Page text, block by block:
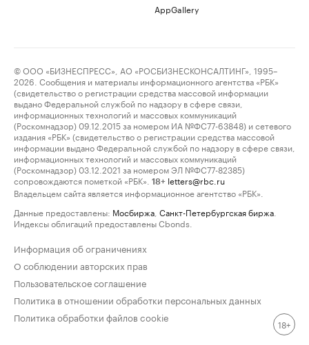
AppGallery
© ООО «БИЗНЕСПРЕСС», АО «РОСБИЗНЕСКОНСАЛТИНГ», 1995–
2026. Сообщения и материалы информационного агентства «РБК»
(свидетельство о регистрации средства массовой информации
выдано Федеральной службой по надзору в сфере связи,
информационных технологий и массовых коммуникаций
(Роскомнадзор) 09.12.2015 за номером ИА №ФС77-63848) и сетевого
издания «РБК» (свидетельство о регистрации средства массовой
информации выдано Федеральной службой по надзору в сфере связи,
информационных технологий и массовых коммуникаций
(Роскомнадзор) 03.12.2021 за номером ЭЛ №ФС77-82385)
сопровождаются пометкой «РБК».
18+ letters@rbc.ru
Владельцем сайта является информационное агентство «РБК».
Данные предоставлены: Мосбиржа Санкт-Петербургская биржа
Индексы облигаций предоставлены Cbonds.
Информация об ограничениях
О соблюдении авторских прав
Пользовательское соглашение
Политика в отношении обработки персональных данных
Политика обработки файлов cookie
18+